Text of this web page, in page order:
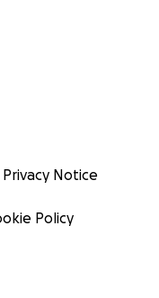
Privacy Notice
Policy